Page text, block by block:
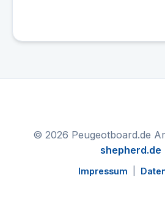
© 2026 Peugeotboard.de
shepherd.de
Impressum